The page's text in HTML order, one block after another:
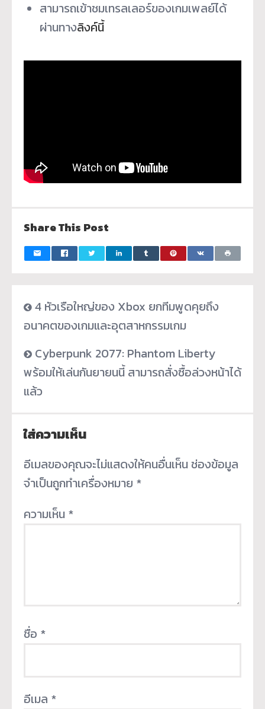
สามารถเข้าชมเทรลเลอร์ของเกมเพลย์ได้
ผ่านทางลิงค์นี้
Share This Post
4 หัวเรือใหญ่ของ Xbox ยกทีมพูดคุยถึง
อนาคตของเกมและอุตสาหกรรมเกม
Cyberpunk 2077: Phantom Liberty
พร้อมให้เล่นกันยายนนี้ สามารถสั่งซื้อล่วงหน้าได้
แล้ว
ใส่ความเห็น
อีเมลของคุณจะไม่แสดงให้คนอื่นเห็น ช่องข้อมูล
จำเป็นถูกทำเครื่องหมาย *
ความเห็น *
ชื่อ *
อีเมล *